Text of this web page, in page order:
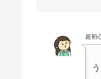
超初